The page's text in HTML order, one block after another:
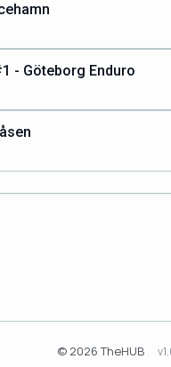
- Göteborg Enduro
© 2026 TheHUB